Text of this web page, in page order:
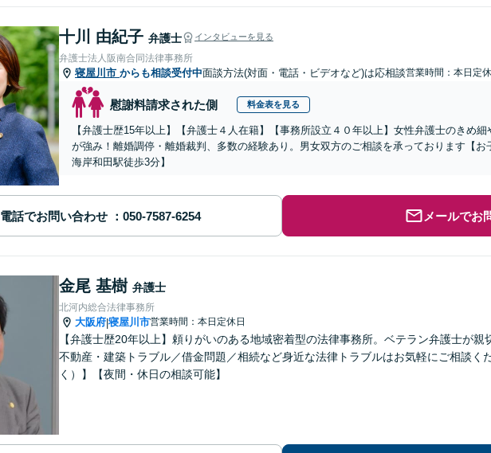
十川 由紀子 弁護士 インタビューを見る
弁護士法人阪南合同法律事務所
寝屋川市 からも相談受付中面談方法(対面・電話・ビデオなど)は応相談営業時間：本日定
慰謝料請求された側 料金表を見る
【弁護士歴15年以上】【弁護士４人在籍】【事務所設立４０年以上】女性弁護士のきめ細
が強み！離婚調停・離婚裁判、多数の経験あり。男女双方のご相談を承っております【
海岸和田駅徒歩3分】
電話でお問い合わせ メールでお
金尾 基樹 弁護士
北河内総合法律事務所
大阪府|寝屋川市営業時間：本日定休日
【弁護士歴20年以上】頼りがいのある地域密着型の法律事務所。ベテラン弁護士が親
不動産・建築トラブル／借金問題／相続など身近な法律トラブルはお気軽にご相談く
く）】【夜間・休日の相談可能】